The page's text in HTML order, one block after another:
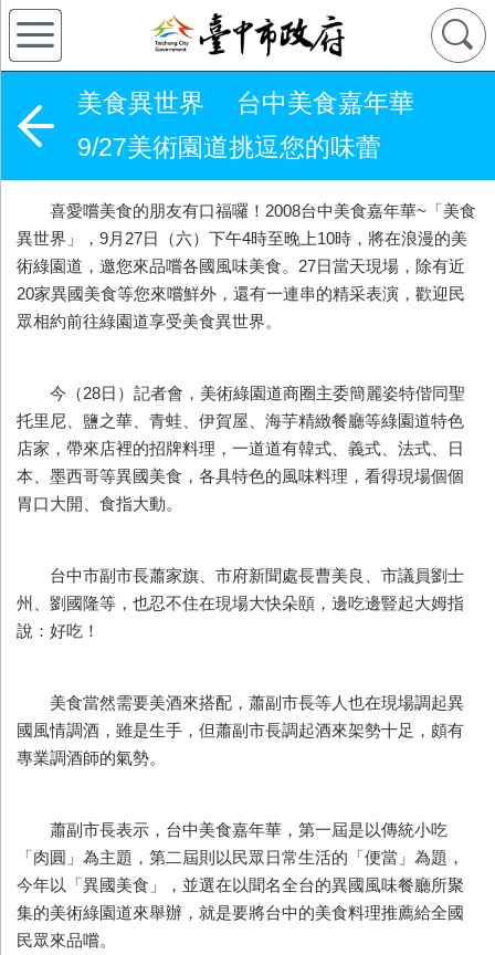
美食異世界 台中美食嘉年華
9/27美術園道挑逗您的味蕾
喜愛嚐美食的朋友有口福囉！2008台中美食嘉年華~「美食
異世界」，9月27日（六）下午4時至晚上10時，將在浪漫的美
術綠園道，邀您來品嚐各國風味美食。27日當天現場，除有近
20家異國美食等您來嚐鮮外，還有一連串的精采表演，歡迎民
眾相約前往綠園道享受美食異世界。
今（28日）記者會，美術綠園道商圈主委簡麗姿特偕同聖
托里尼、鹽之華、青蛙、伊賀屋、海芋精緻餐廳等綠園道特色
店家，帶來店裡的招牌料理，一道道有韓式、義式、法式、日
本、墨西哥等異國美食，各具特色的風味料理，看得現場個個
胃口大開、食指大動。
台中市副市長蕭家旗、市府新聞處長曹美良、市議員劉士
州、劉國隆等，也忍不住在現場大快朵頤，邊吃邊豎起大姆指
說：好吃！
美食當然需要美酒來搭配，蕭副市長等人也在現場調起異
國風情調酒，雖是生手，但蕭副市長調起酒來架勢十足，頗有
專業調酒師的氣勢。
蕭副市長表示，台中美食嘉年華，第一屆是以傳統小吃
「肉圓」為主題，第二屆則以民眾日常生活的「便當」為題，
今年以「異國美食」，並選在以聞名全台的異國風味餐廳所聚
集的美術綠園道來舉辦，就是要將台中的美食料理推薦給全國
民眾來品嚐。